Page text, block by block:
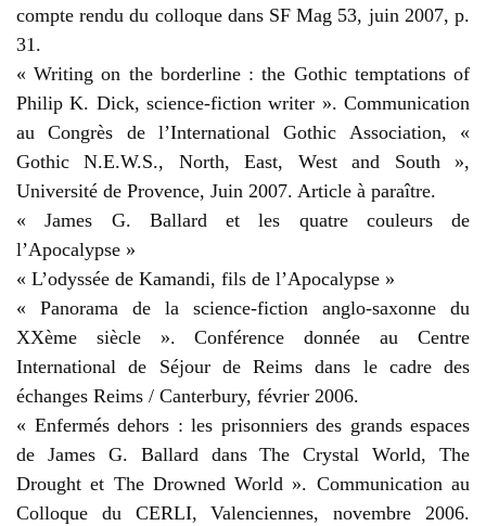
compte rendu du colloque dans SF Mag 53, juin 2007, p.
31.
« Writing on the borderline : the Gothic temptations of
Philip K. Dick, science-fiction writer ». Communication
au Congrès de l’International Gothic Association, «
Gothic N.E.W.S., North, East, West and South »,
Université de Provence, Juin 2007. Article à paraître.
« James G. Ballard et les quatre couleurs de
l’Apocalypse »
« L’odyssée de Kamandi, fils de l’Apocalypse »
« Panorama de la science-fiction anglo-saxonne du
XXème siècle ». Conférence donnée au Centre
International de Séjour de Reims dans le cadre des
échanges Reims / Canterbury, février 2006.
« Enfermés dehors : les prisonniers des grands espaces
de James G. Ballard dans The Crystal World, The
Drought et The Drowned World ». Communication au
Colloque du CERLI, Valenciennes, novembre 2006.